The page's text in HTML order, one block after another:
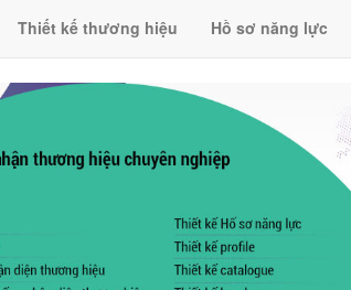
Thiết kế thương hiệu Hồ sơ năng lực